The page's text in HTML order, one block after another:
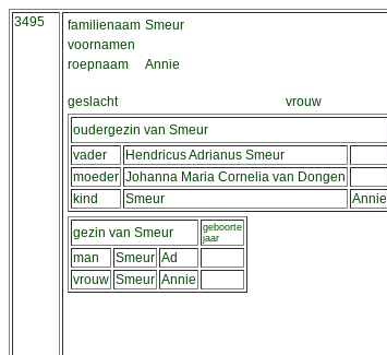
3495 familienaam Smeur
voornamen
roepnaam
Annie
geslacht
vrouw
oudergezin van Smeur
vader Hendricus Adrianus Smeur
moeder Johanna Maria Cornelia van Dongen
kind
Smeur Annie
gezin van Smeur
geboorte
jaar
man Smeur Ad
vrouw Smeur Annie